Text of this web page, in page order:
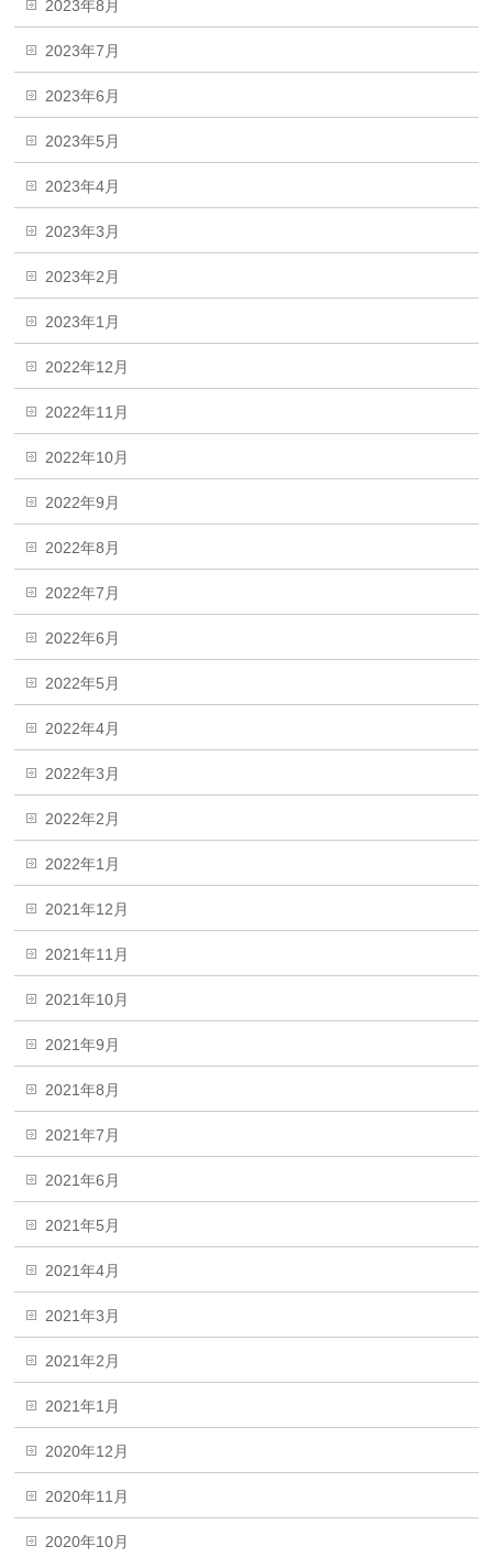
2023年8月
2023年7月
2023年6月
2023年5月
2023年4月
2023年3月
2023年2月
2023年1月
2022年12月
2022年11月
2022年10月
2022年9月
2022年8月
2022年7月
2022年6月
2022年5月
2022年4月
2022年3月
2022年2月
2022年1月
2021年12月
2021年11月
2021年10月
2021年9月
2021年8月
2021年7月
2021年6月
2021年5月
2021年4月
2021年3月
2021年2月
2021年1月
2020年12月
2020年11月
2020年10月